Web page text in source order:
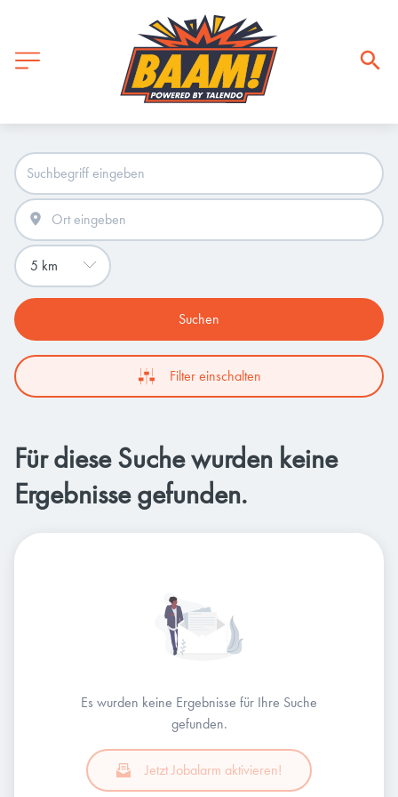
Suchen
Filter einschalten
Für diese Suche wurden keine
Ergebnisse gefunden.
Es wurden keine Ergebnisse für Ihre Suche
gefunden.
Jetzt Jobalarm aktivieren!